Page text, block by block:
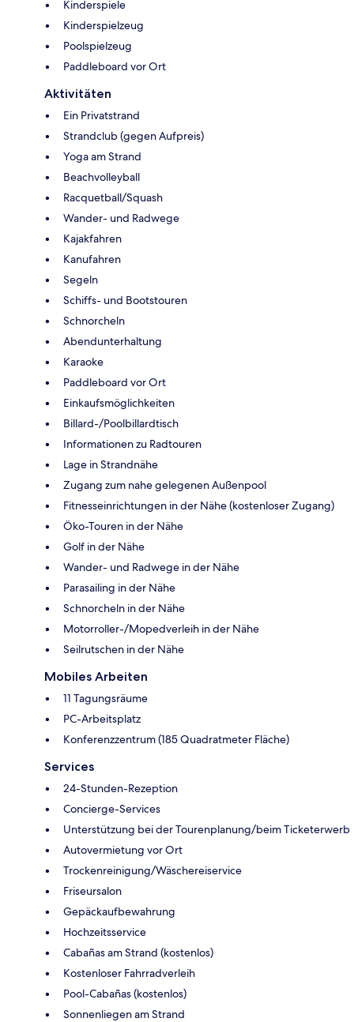
Kinderspiele
Kinderspielzeug
Poolspielzeug
Paddleboard vor Ort
Aktivitäten
Ein Privatstrand
Strandclub (gegen Aufpreis)
Yoga am Strand
Beachvolleyball
Racquetball/Squash
Wander- und Radwege
Kajakfahren
Kanufahren
Segeln
Schiffs- und Bootstouren
Schnorcheln
Abendunterhaltung
Karaoke
Paddleboard vor Ort
Einkaufsmöglichkeiten
Billard-/Poolbillardtisch
Informationen zu Radtouren
Lage in Strandnähe
Zugang zum nahe gelegenen Außenpool
Fitnesseinrichtungen in der Nähe (kostenloser Zugang)
Öko-Touren in der Nähe
Golf in der Nähe
Wander- und Radwege in der Nähe
Parasailing in der Nähe
Schnorcheln in der Nähe
Motorroller-/Mopedverleih in der Nähe
Seilrutschen in der Nähe
Mobiles Arbeiten
11 Tagungsräume
PC-Arbeitsplatz
Konferenzzentrum (185 Quadratmeter Fläche)
Services
24-Stunden-Rezeption
Concierge-Services
Unterstützung bei der Tourenplanung/beim Ticketerwerb
Autovermietung vor Ort
Trockenreinigung/Wäschereiservice
Friseursalon
Gepäckaufbewahrung
Hochzeitsservice
Cabañas am Strand (kostenlos)
Kostenloser Fahrradverleih
Pool-Cabañas (kostenlos)
Sonnenliegen am Strand